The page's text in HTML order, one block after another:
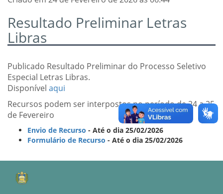
Resultado Preliminar Letras
Libras
Publicado Resultado Preliminar do Processo Seletivo
Especial Letras Libras.
Disponível aqui
Recursos podem ser interpostos no período de 24 a 25
de Fevereiro
Envio de Recurso - Até o dia 25/02/2026
Formulário de Recurso - Até o dia 25/02/2026